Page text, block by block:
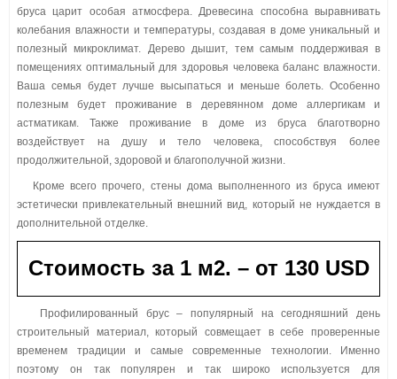
бруса царит особая атмосфера. Древесина способна выравнивать
колебания влажности и температуры, создавая в доме уникальный и
полезный микроклимат. Дерево дышит, тем самым поддерживая в
помещениях оптимальный для здоровья человека баланс влажности.
Ваша семья будет лучше высыпаться и меньше болеть. Особенно
полезным будет проживание в деревянном доме аллергикам и
астматикам. Также проживание в доме из бруса благотворно
воздействует на душу и тело человека, способствуя более
продолжительной, здоровой и благополучной жизни.
Кроме всего прочего, стены дома выполненного из бруса имеют
эстетически привлекательный внешний вид, который не нуждается в
дополнительной отделке.
Стоимость за 1 м2. – от 130 USD
Профилированный брус – популярный на сегодняшний день
строительный материал, который совмещает в себе проверенные
временем традиции и самые современные технологии. Именно
поэтому он так популярен и так широко используется для